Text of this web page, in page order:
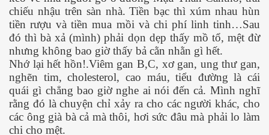
chiếu nhậu trên sàn nhà. Tiền bạc thì xúm nhau hùn
tiền rượu và tiền mua mồi và chi phí linh tinh…Sau
đó thì bà xả (mình) phải dọn dẹp thấy mồ tổ, mệt đừ
nhưng không bao giờ thấy bả cằn nhằn gì hết.
Nhớ lại hết hồn!.Viêm gan B,C, xơ gan, ung thư gan,
nghẽn tim, cholesterol, cao máu, tiểu đường là cái
quái gì chẳng bao giờ nghe ai nói đến cả. Mình nghĩ
rằng đó là chuyện chỉ xảy ra cho các người khác, cho
các ông già bà cả mà thôi, hơi sức đâu mà phải lo làm
chi cho mệt.